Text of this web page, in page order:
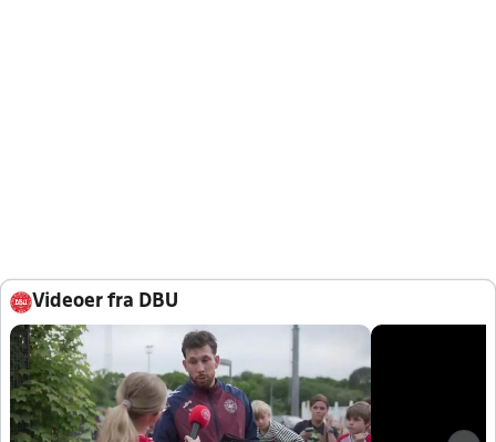
Videoer fra DBU